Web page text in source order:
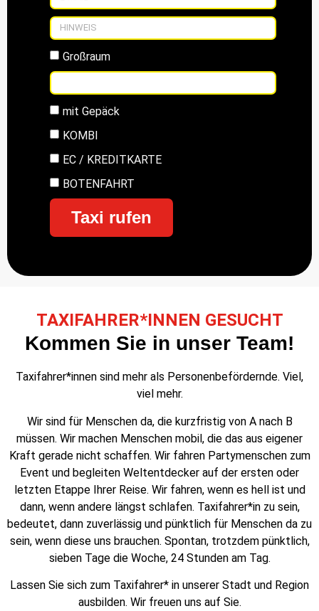
Großraum
mit Gepäck
KOMBI
EC / KREDITKARTE
BOTENFAHRT
Taxi rufen
TAXIFAHRER*INNEN GESUCHT
Kommen Sie in unser Team!
Taxifahrer*innen sind mehr als Personenbefördernde. Viel,
viel mehr.
Wir sind für Menschen da, die kurzfristig von A nach B
müssen. Wir machen Menschen mobil, die das aus eigener
Kraft gerade nicht schaffen. Wir fahren Partymenschen zum
Event und begleiten Weltentdecker auf der ersten oder
letzten Etappe Ihrer Reise. Wir fahren, wenn es hell ist und
dann, wenn andere längst schlafen. Taxifahrer*in zu sein,
bedeutet, dann zuverlässig und pünktlich für Menschen da zu
sein, wenn diese uns brauchen. Spontan, trotzdem pünktlich,
sieben Tage die Woche, 24 Stunden am Tag.
Lassen Sie sich zum Taxifahrer* in unserer Stadt und Region
ausbilden. Wir freuen uns auf Sie.